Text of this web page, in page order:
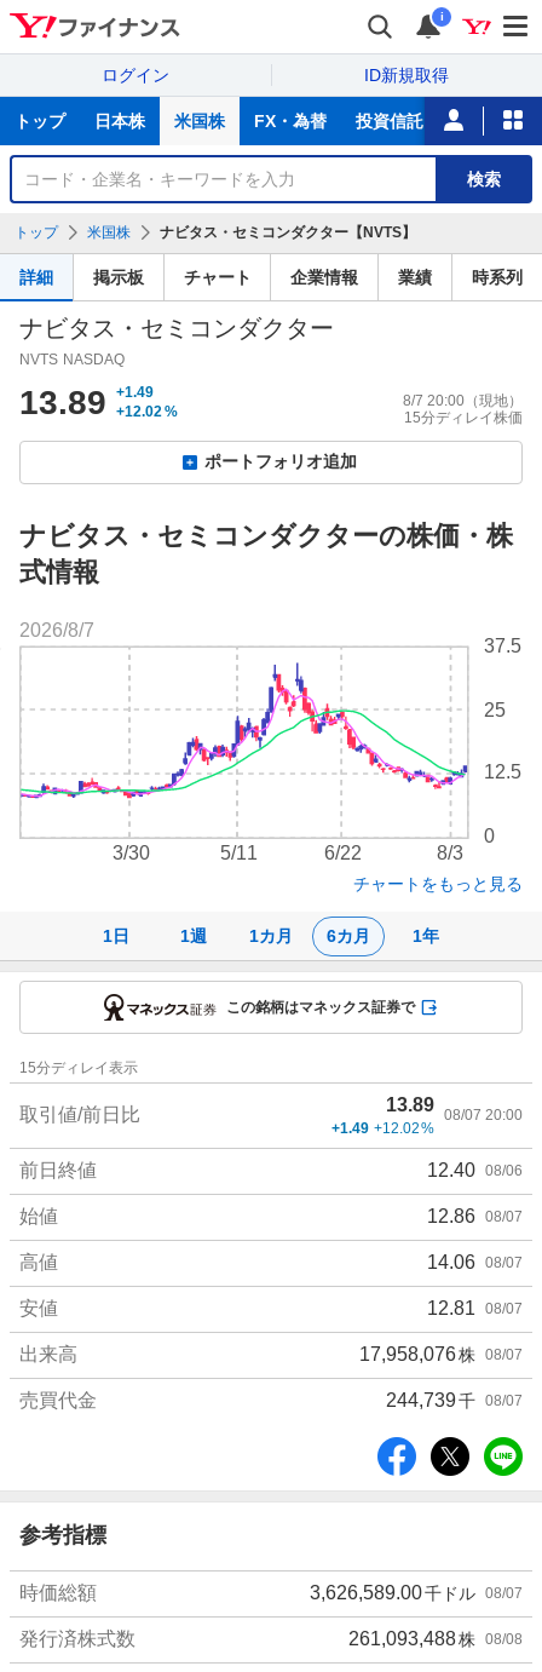
i
ログイン ID新規取得
サ
トップ 日本株 米国株 FX・為替 投資信託 ニュース
銘
検
索
検索
トップ 米国株 ナビタス・セミコンダクター【NVTS】
詳細 掲示板 チャート 企業情報 業績 時系列
ナビタス・セミコンダクター
NVTS NASDAQ
13.89
+1.49
+12.02%
8/7 20:00 （現地）
15分ディレイ株価
ポートフォリオ追加
ナビタス・セミコンダクターの株価・株
式情報
1日 1週 1カ月 6カ月 1年
0
12.5
25
37.5
3/30 5/11 6/22 8/3
2026/8/7
チャートをもっと見る
この銘柄はマネックス証券で
価
15分ディレイ表示
取引値/前日比 13.89
+1.49 +12.02%
08/07 20:00
前日終値 12.40 08/06
始値 12.86 08/07
高値 14.06 08/07
安値 12.81 08/07
出来高 17,958,076株 08/07
売買代金 244,739千 08/07
ア
参考指標
時価総額 3,626,589.00千ドル 08/07
発行済株式数 261,093,488株 08/08